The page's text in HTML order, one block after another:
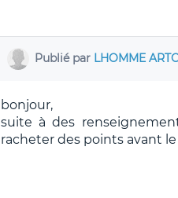
Publié par LHOMME
bonjour,
suite à des
racheter des points avant